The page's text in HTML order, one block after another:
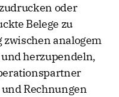
oder
Belege zu
analogem
herzupendeln,
Rechnungen